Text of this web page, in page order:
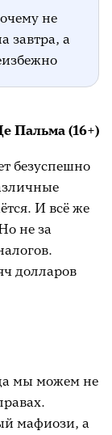
не
завтра, а
Пальма (16+)
безуспешно
И всё же
не за
долларов
мы можем не
мафиози, а